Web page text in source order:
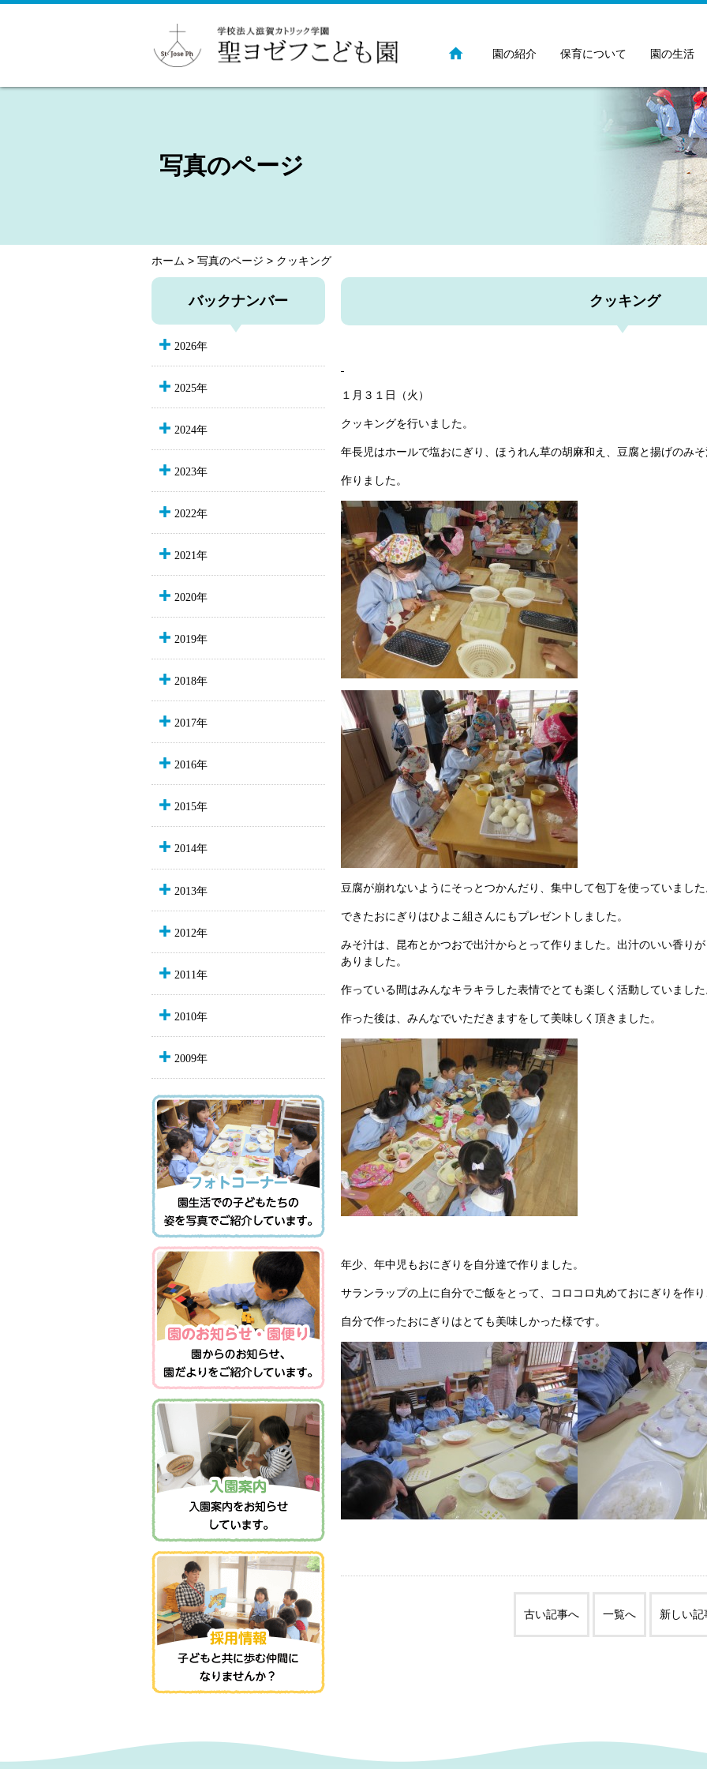
園の紹介 保育について 園の生活
写真のページ
ホーム > 写真のページ > クッキング
クッキング
１月３１日（火）
クッキングを行いました。
年長児はホールで塩おにぎり、ほうれん草の胡麻和え、豆腐と揚げのみ
作りました。
豆腐が崩れないようにそっとつかんだり、集中して包丁を使っていまし
できたおにぎりはひよこ組さんにもプレゼントしました。
みそ汁は、昆布とかつおで出汁からとって作りました。出汁のいい香り
ありました。
作っている間はみんなキラキラした表情でとても楽しく活動していまし
作った後は、みんなでいただきますをして美味しく頂きました。
年少、年中児もおにぎりを自分達で作りました。
サランラップの上に自分でご飯をとって、コロコロ丸めておにぎりを作
自分で作ったおにぎりはとても美味しかった様です。
古い記事へ 一覧へ 新しい記
バックナンバー
2026年
2025年
2024年
2023年
2022年
2021年
2020年
2019年
2018年
2017年
2016年
2015年
2014年
2013年
2012年
2011年
2010年
2009年